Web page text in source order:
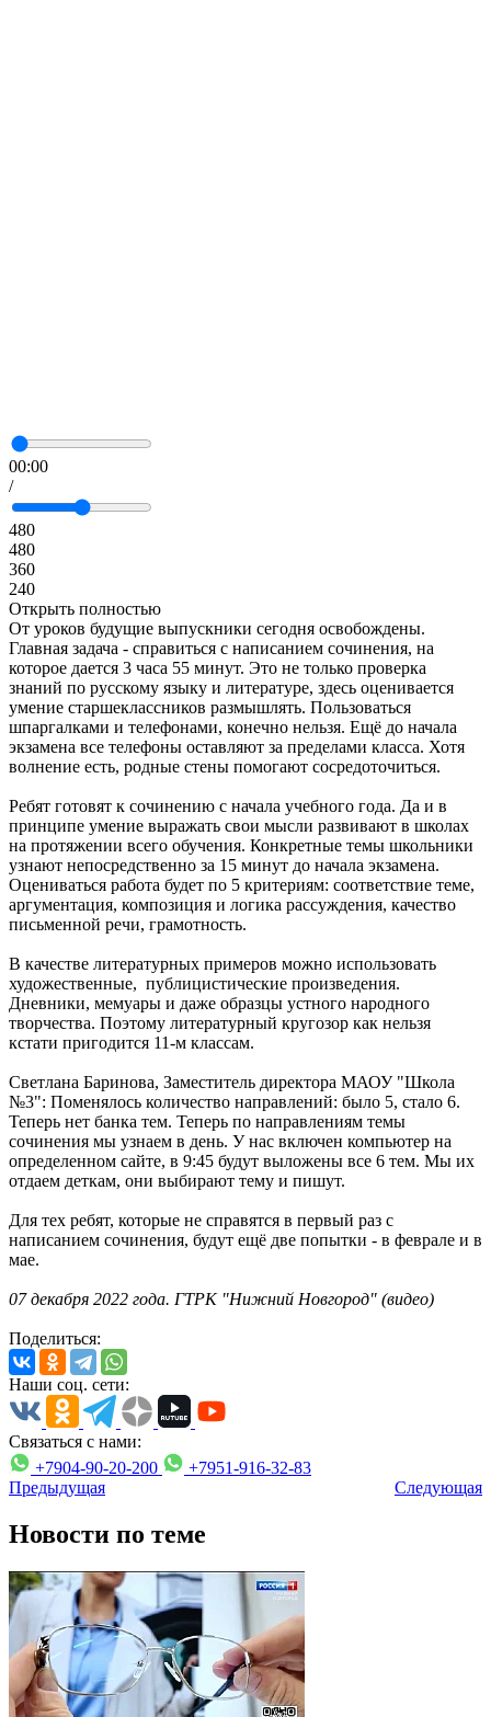
00:00
/
480
480
360
240
Открыть полностью
От уроков будущие выпускники сегодня освобождены.
Главная задача - справиться с написанием сочинения, на
которое дается 3 часа 55 минут. Это не только проверка
знаний по русскому языку и литературе, здесь оценивается
умение старшеклассников размышлять. Пользоваться
шпаргалками и телефонами, конечно нельзя. Ещё до начала
экзамена все телефоны оставляют за пределами класса. Хотя
волнение есть, родные стены помогают сосредоточиться.
Ребят готовят к сочинению с начала учебного года. Да и в
принципе умение выражать свои мысли развивают в школах
на протяжении всего обучения. Конкретные темы школьники
узнают непосредственно за 15 минут до начала экзамена.
Оцениваться работа будет по 5 критериям: соответствие теме,
аргументация, композиция и логика рассуждения, качество
письменной речи, грамотность.
В качестве литературных примеров можно использовать
художественные, публицистические произведения.
Дневники, мемуары и даже образцы устного народного
творчества. Поэтому литературный кругозор как нельзя
кстати пригодится 11-м классам.
Светлана Баринова, Заместитель директора МАОУ "Школа
№3": Поменялось количество направлений: было 5, стало 6.
Теперь нет банка тем. Теперь по направлениям темы
сочинения мы узнаем в день. У нас включен компьютер на
определенном сайте, в 9:45 будут выложены все 6 тем. Мы их
отдаем деткам, они выбирают тему и пишут.
Для тех ребят, которые не справятся в первый раз с
написанием сочинения, будут ещё две попытки - в феврале и в
мае.
07декабря 2022 года. ГТРК "Нижний Новгород" (видео)
Поделиться:
Наши соц. сети:
Связаться с нами:
+7904-90-20-200
+7951-916-32-83
Предыдущая
Следующая
Новости по теме